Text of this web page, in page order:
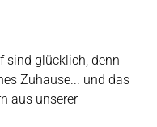
Ei!
sind glücklich, denn
Zuhause... und das
aus unserer